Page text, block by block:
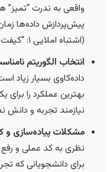
واقعی به ندرت “تمیز”
پیش‌پردازش داده‌ها
(اشتباه املایی ۱: “کیفت” به جای “کیفیت” )
انتخاب الگوریتم نامناسب:
داده‌کاوی بسیار زیاد است و
بهترین عملکرد را برای
نیازمند تجربه و دانش
مشکلات پیاده‌سازی و
نظری به کد عملی و رفع
برای دانشجویانی که تجربه